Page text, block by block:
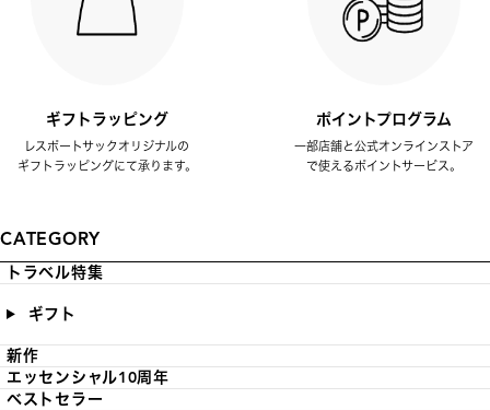
ギフトラッピング
レスポートサックオリジナルの
ギフトラッピングにて承ります。
ポイントプログラム
一部店舗と公式オンラインストア
で使えるポイントサービス。
CATEGORY
トラベル特集
ギフト
新作
エッセンシャル10周年
ベストセラー